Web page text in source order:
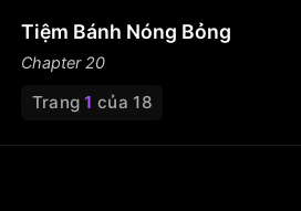
Tiệm Bánh Nóng Bỏng
Chapter 20
Trang1 của 18